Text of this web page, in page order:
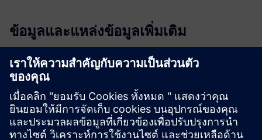
ข้อมูลและแหล่งข้อมูลเพิ่มเติม
Learn more
เงื่อนไขเบื้องต้น
P&I schematics, drawings, floor plans & layouts, system
design submittals
data base for import